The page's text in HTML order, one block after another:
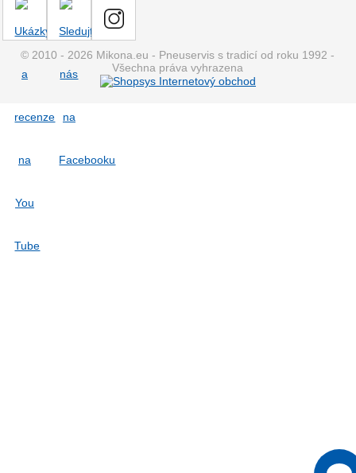
© 2010 - 2026 Mikona.eu - Pneuservis s tradicí od roku 1992 -
Všechna práva vyhrazena